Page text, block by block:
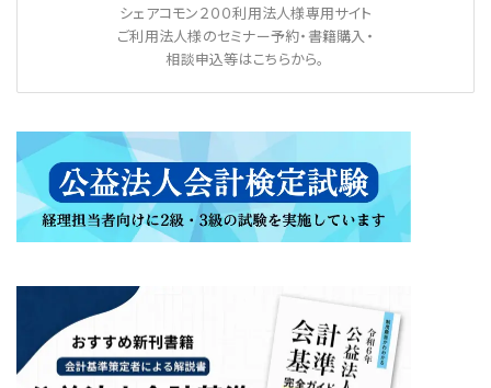
シェアコモン２００利用法人様専用サイト
ご利用法人様のセミナー予約・書籍購入・
相談申込等はこちらから。